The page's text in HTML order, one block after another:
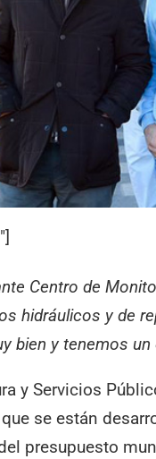
Centro de
hidráulicos y de
bien y tenemos un
y Servicios
se están
presupuesto